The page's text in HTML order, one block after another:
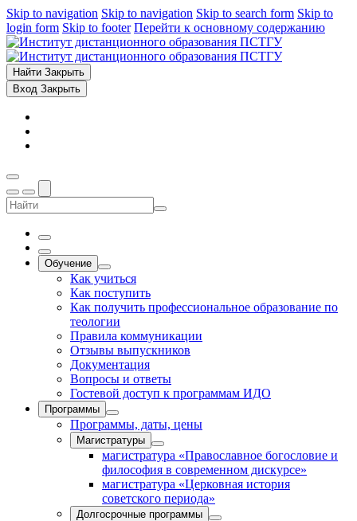
Skip to navigation Skip to navigation Skip to search form Skip to
login form Skip to footer Перейти к основному содержанию
Найти Закрыть
Вход Закрыть
Обучение
Как учиться
Как поступить
Как получить профессиональное образование по
теологии
Правила коммуникации
Отзывы выпускников
Документация
Вопросы и ответы
Гостевой доступ к программам ИДО
Программы
Программы, даты, цены
Магистратуры
магистратура «Православное богословие и
философия в современном дискурсе»
магистратура «Церковная история
советского периода»
Долгосрочные программы